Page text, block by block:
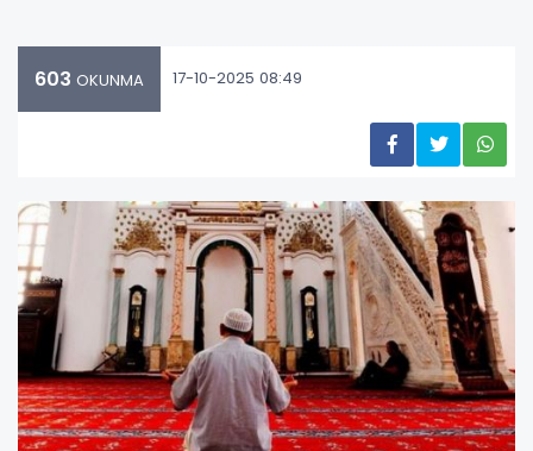
603 OKUNMA 17-10-2025 08:49